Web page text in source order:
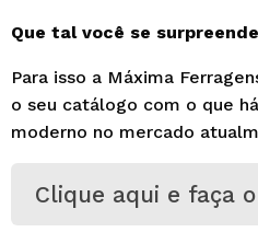
Que tal você se
Para isso a Máxima
o seu catálogo com o que
moderno no mercado
Clique aqui e faça